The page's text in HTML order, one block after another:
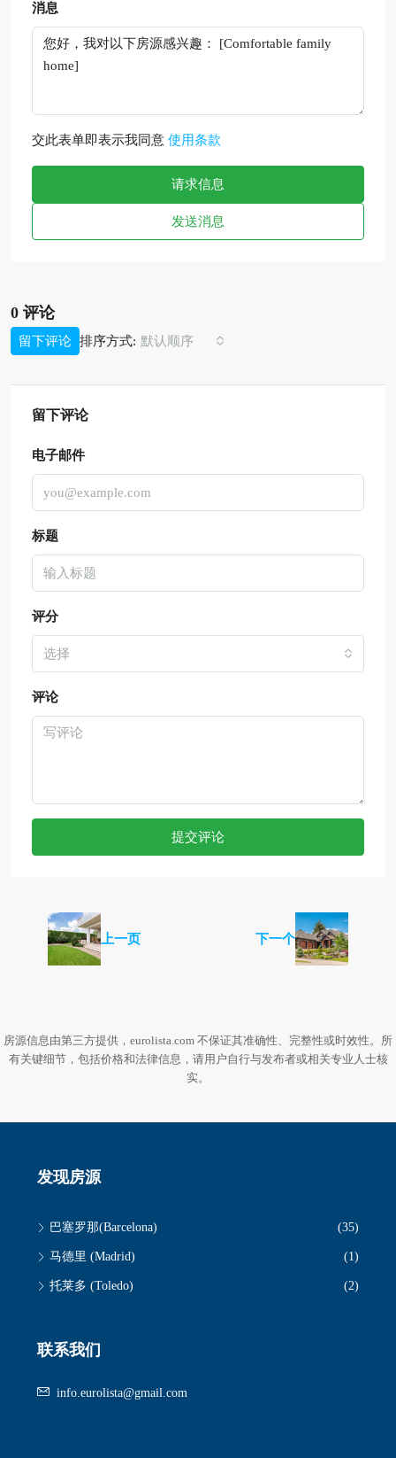
消息
交此表单即表示我同意 使用条款
请求信息
发送消息
0 评论
排序方式: 默认顺序
留下评论
留下评论
电子邮件
标题
评分
选择
评论
提交评论
上一页 下一个
房源信息由第三方提供，eurolista.com 不保证其准确性、完整性或时效性。所
有关键细节，包括价格和法律信息，请用户自行与发布者或相关专业人士核
实。
发现房源
巴塞罗那(Barcelona) (35)
马德里 (Madrid) (1)
托莱多 (Toledo) (2)
联系我们
info.eurolista@gmail.com